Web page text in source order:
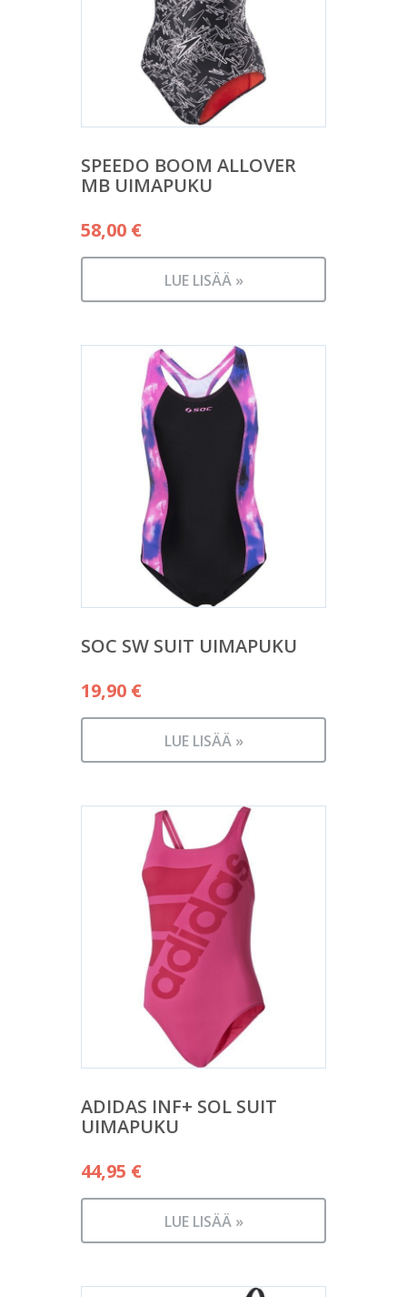
SPEEDO BOOM ALLOVER
MB UIMAPUKU
58,00 €
LUE LISÄÄ »
SOC SW SUIT UIMAPUKU
19,90 €
LUE LISÄÄ »
ADIDAS INF+ SOL SUIT
UIMAPUKU
44,95 €
LUE LISÄÄ »